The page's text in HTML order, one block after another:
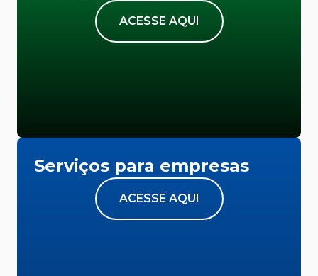
ACESSE AQUI
Serviços para empresas
ACESSE AQUI